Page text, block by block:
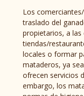
Los
traslado del
propietarios, a las
tiendas/
locales o formar
mataderos, ya
ofrecen servicios
embargo, los